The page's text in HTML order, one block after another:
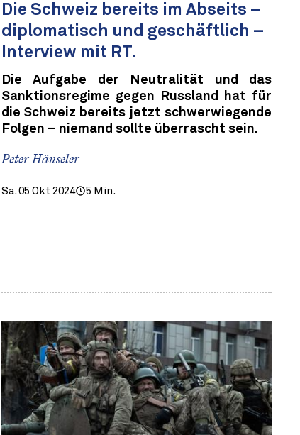
Die Schweiz bereits im Abseits –
diplomatisch und geschäftlich –
Interview mit RT.
Die Aufgabe der Neutralität und das
Sanktionsregime gegen Russland hat für
die Schweiz bereits jetzt schwerwiegende
Folgen – niemand sollte überrascht sein.
Peter Hänseler
Sa. 05 Okt 2024 5 Min.